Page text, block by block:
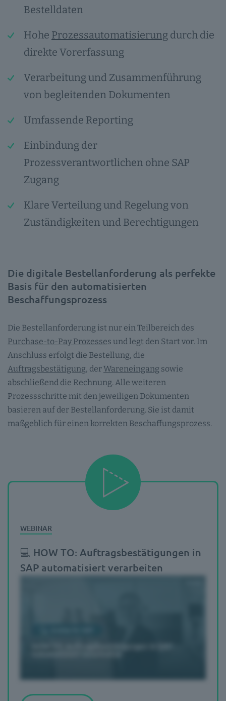
Bestelldaten
Hohe Prozessautomatisierung durch die
direkte Vorerfassung
Verarbeitung und Zusammenführung
von begleitenden Dokumenten
Umfassende Reporting
Einbindung der
Prozessverantwortlichen ohne SAP
Zugang
Klare Verteilung und Regelung von
Zuständigkeiten und Berechtigungen
Die digitale Bestellanforderung als perfekte
Basis für den automatisierten
Beschaffungsprozess
Die Bestellanforderung ist nur ein Teilbereich des
Purchase-to-Pay Prozesses und legt den Start vor. Im
Anschluss erfolgt die Bestellung, die
Auftragsbestätigung, derWareneingang sowie
abschließend die Rechnung. Alle weiteren
Prozessschritte mit den jeweiligen Dokumenten
basieren auf der Bestellanforderung. Sie ist damit
maßgeblich für einen korrekten Beschaffungsprozess.
💻 HOW TO: Auftragsbestätigungen in
SAP automatisiert verarbeiten